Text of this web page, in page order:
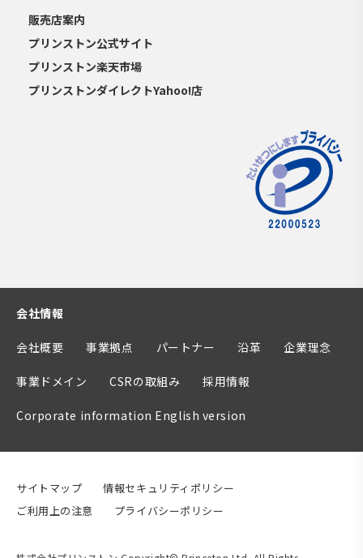
販売店案内
プリンストン公式サイト
プリンストン楽天市場
プリンストンダイレクトYahoo!店
会社情報
会社概要 事業拠点 パートナー 沿革 企業理念
事業ドメイン CSRの取組み 採用情報
Corporate information English version
サイトマップ
情報セキュリティポリシー
ご利用上の注意
プライバシーポリシー